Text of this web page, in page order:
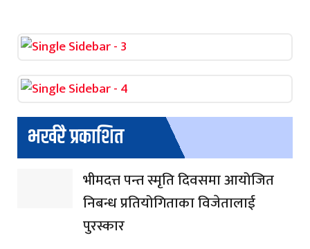
भर्खरै प्रकाशित
भीमदत्त पन्त स्मृति दिवसमा आयोजित
निबन्ध प्रतियोगिताका विजेतालाई
पुरस्कार